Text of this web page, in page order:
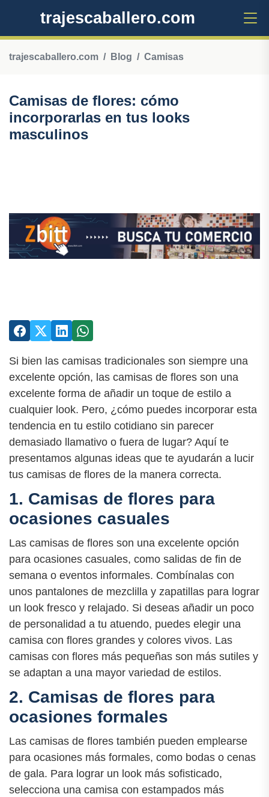
trajescaballero.com
trajescaballero.com Blog Camisas
Camisas de flores: cómo
incorporarlas en tus looks
masculinos
Si bien las camisas tradicionales son siempre una
excelente opción, las camisas de flores son una
excelente forma de añadir un toque de estilo a
cualquier look. Pero, ¿cómo puedes incorporar esta
tendencia en tu estilo cotidiano sin parecer
demasiado llamativo o fuera de lugar? Aquí te
presentamos algunas ideas que te ayudarán a lucir
tus camisas de flores de la manera correcta.
1. Camisas de flores para
ocasiones casuales
Las camisas de flores son una excelente opción
para ocasiones casuales, como salidas de fin de
semana o eventos informales. Combínalas con
unos pantalones de mezclilla y zapatillas para lograr
un look fresco y relajado. Si deseas añadir un poco
de personalidad a tu atuendo, puedes elegir una
camisa con flores grandes y colores vivos. Las
camisas con flores más pequeñas son más sutiles y
se adaptan a una mayor variedad de estilos.
2. Camisas de flores para
ocasiones formales
Las camisas de flores también pueden emplearse
para ocasiones más formales, como bodas o cenas
de gala. Para lograr un look más sofisticado,
selecciona una camisa con estampados más